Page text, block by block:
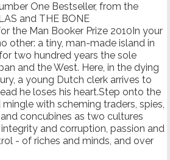
One Bestseller, from the
and THE BONE
the Man Booker Prize 2010In your
other: a tiny, man-made island in
two hundred years the sole
and the West. Here, in the dying
a young Dutch clerk arrives to
he loses his heart.Step onto the
with scheming traders, spies,
concubines as two cultures
and corruption, passion and
- of riches and minds, and over